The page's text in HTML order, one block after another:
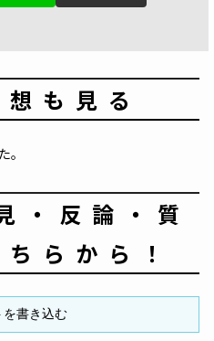
も見る
。
・反論・質
らから！
を書き込む